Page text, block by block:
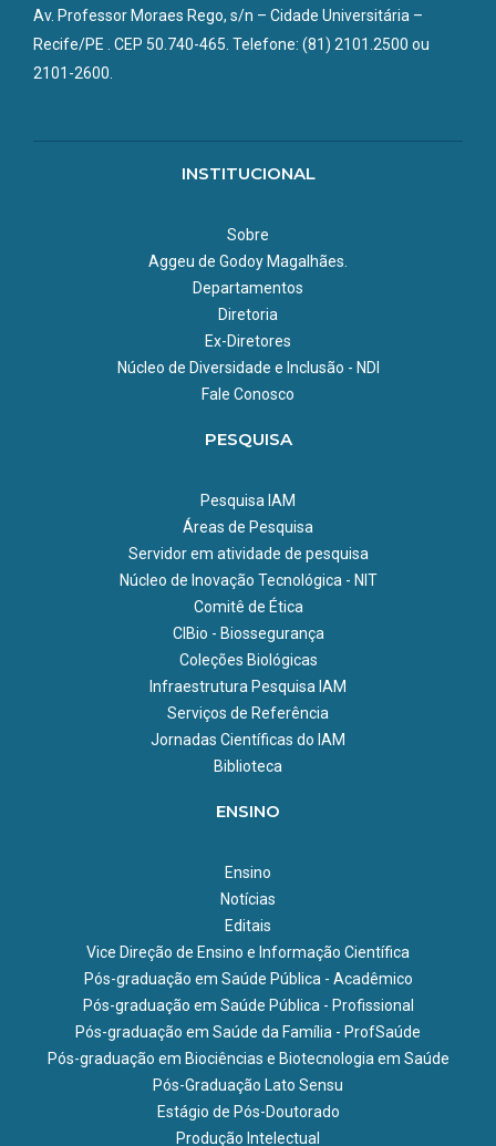
Av. Professor Moraes Rego, s/n – Cidade Universitária –
Recife/PE . CEP 50.740-465. Telefone: (81) 2101.2500 ou
2101-2600.
INSTITUCIONAL
Sobre
Aggeu de Godoy Magalhães.
Departamentos
Diretoria
Ex-Diretores
Núcleo de Diversidade e Inclusão - NDI
Fale Conosco
PESQUISA
Pesquisa IAM
Áreas de Pesquisa
Servidor em atividade de pesquisa
Núcleo de Inovação Tecnológica - NIT
Comitê de Ética
CIBio - Biossegurança
Coleções Biológicas
Infraestrutura Pesquisa IAM
Serviços de Referência
Jornadas Científicas do IAM
Biblioteca
ENSINO
Ensino
Notícias
Editais
Vice Direção de Ensino e Informação Científica
Pós-graduação em Saúde Pública - Acadêmico
Pós-graduação em Saúde Pública - Profissional
Pós-graduação em Saúde da Família - ProfSaúde
Pós-graduação em Biociências e Biotecnologia em Saúde
Pós-Graduação Lato Sensu
Estágio de Pós-Doutorado
Produção Intelectual